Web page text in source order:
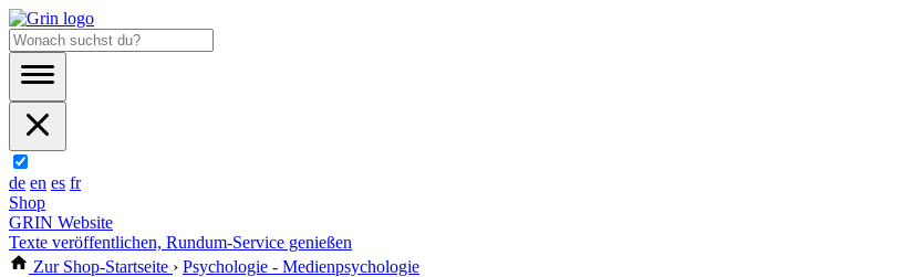
de en es fr
Shop
GRIN Website
Texte veröffentlichen, Rundum-Service genießen
Zur Shop-Startseite › Psychologie - Medienpsychologie